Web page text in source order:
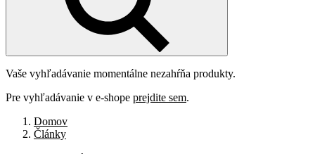
Vaše vyhľadávanie momentálne nezahŕňa produkty.
Pre vyhľadávanie v e-shope prejdite sem.
Domov
Články